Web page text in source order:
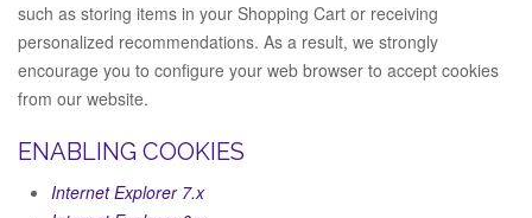
such as storing items in your Shopping Cart or receiving
personalized recommendations. As a result, we strongly
encourage you to configure your web browser to accept cookies
from our website.
ENABLING COOKIES
Internet Explorer 7.x